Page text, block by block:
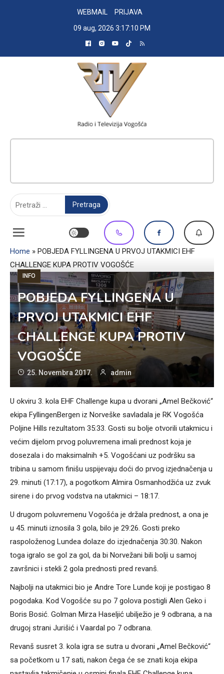
WEBMAIL
PRIJAVA
09 aug, 2026 3:17:11 PM
Home » POBJEDA FYLLINGENA U PRVOJ UTAKMICI EHF
CHALLENGE KUPA PROTIV VOGOŠĆE
INFO
POBJEDA FYLLINGENA U
PRVOJ UTAKMICI EHF
CHALLENGE KUPA PROTIV
VOGOŠĆE
25. Novembra 2017. admin
U okviru 3. kola EHF Challenge kupa u dvorani „Amel Bečković“
ekipa FyllingenBergen iz Norveške savladala je RK Vogošća
Poljine Hills rezultatom 35:33. Gosti su bolje otvorili utakmicu i
većim dijelom prvog poluvremena imali prednost koja je
dosezala i do maksimalnih +5. Vogošćani uz podršku sa
tribina u samom finišu uspijevaju doći do prvog izjednačenja u
29. minuti (17:17), a pogotkom Almira Osmanhodžića uz zvuk
sirene i do prvog vodstva na utakmici – 18:17.
U drugom poluvremenu Vogošća je držala prednost, a ona je
u 45. minuti iznosila 3 gola, bilo je 29:26. Gosti preko
raspoloženog Lundea dolaze do izjednačenja 30:30. Nakon
toga igralo se gol za gol, da bi Norvežani bili bolji u samoj
završnici i stekli 2 gola prednosti pred revanš.
Najbolji na utakmici bio je Andre Tore Lunde koji je postigao 8
pogodaka. Kod Vogošće su po 7 golova postigli Alen Geko i
Boris Bosić. Golman Mirza Haseljić ubilježio je 9 odbrana, a na
drugoj strani Jurišić i Vaardal po 7 odbrana.
Revanš susret 3. kola igra se sutra u dvorani „Amel Bečković“
sa početkom u 17 sati, nakon čega će se znati koja ekipa